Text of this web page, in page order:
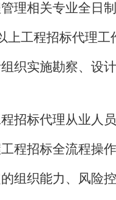
理相关专业全日
上工程招标代理
织实施勘察、设
招标代理从业人
程招标全流程操
组织能力、风险